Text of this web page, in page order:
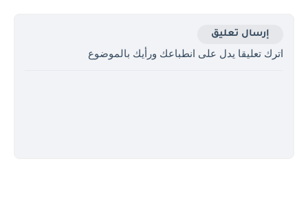
إرسال تعليق
اترك تعليقا يدل على انطباعك ورأيك بالموضوع